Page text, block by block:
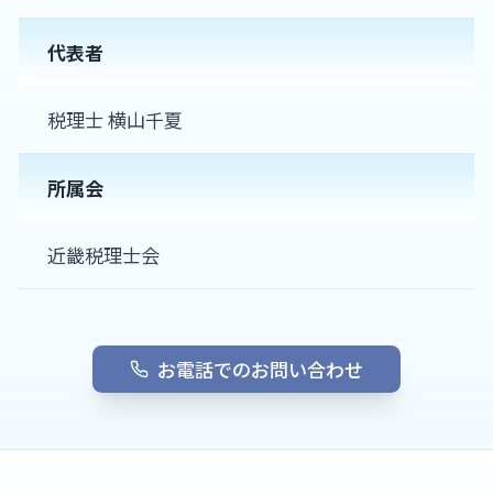
代表者
税理士 横山千夏
所属会
近畿税理士会
お電話でのお問い合わせ